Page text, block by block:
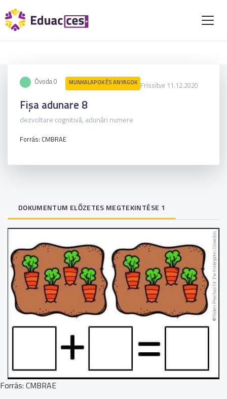
Óvoda 0 MUNKALAPOK ÉS ANYAGOK Frissítve 11.12.2020
Fișa adunare 8
dezvoltare cognitivă, adunări numere
Forrás: CMBRAE
DOKUMENTUM ELŐZETES MEGTEKINTÉSE 1
Forrás: CMBRAE